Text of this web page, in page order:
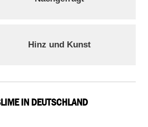
Hinz und Kunst
IN DEUTSCHLAND